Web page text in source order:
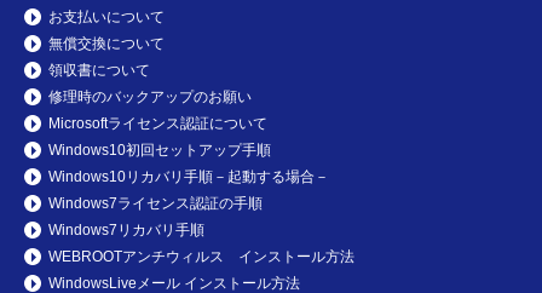
お支払いについて
無償交換について
領収書について
修理時のバックアップのお願い
Microsoftライセンス認証について
Windows10初回セットアップ手順
Windows10リカバリ手順－起動する場合－
Windows7ライセンス認証の手順
Windows7リカバリ手順
WEBROOTアンチウィルス インストール方法
WindowsLiveメール インストール方法